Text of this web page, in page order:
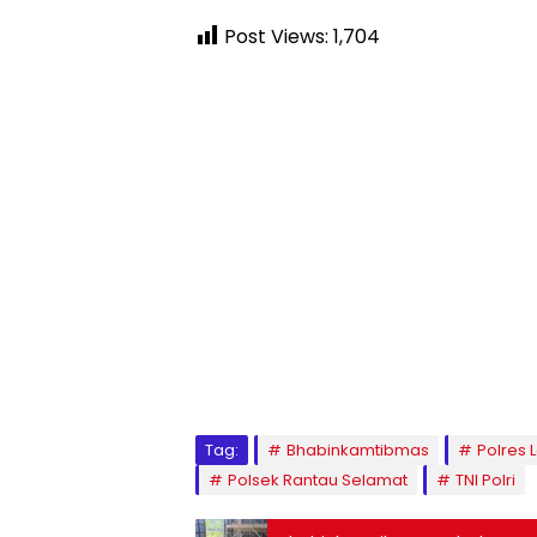
Post Views: 1,704
Tag: Bhabinkamtibmas
Polres
Polsek Rantau Selamat
TNI Polri